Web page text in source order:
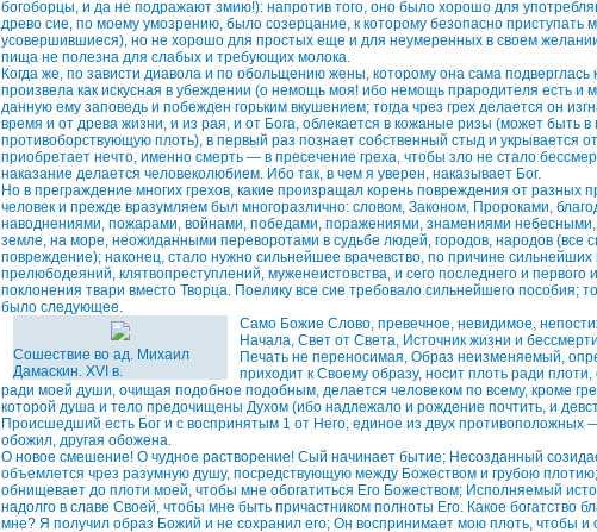
богоборцы, и да не подражают змию!): напротив того, оно было хорошо для
древо сие, по моему умозрению, было созерцание, к которому безопасно приступать
усовершившиеся), но не хорошо для простых еще и для неумеренных в своем
пища не полезна для слабых и требующих молока.
Когда же, по зависти диавола и по обольщению жены, которому она сама подверглась
произвела как искусная в убеждении (о немощь моя! ибо немощь прародителя есть и
данную ему заповедь и побежден горьким вкушением; тогда чрез грех делается он
время и от древа жизни, и из рая, и от Бога, облекается в кожаные ризы (может быть
противоборствующую плоть), в первый раз познает собственный стыд и укрывается
приобретает нечто, именно смерть — в пресечение греха, чтобы зло не стало
наказание делается человеколюбием. Ибо так, в чем я уверен, наказывает Бог.
Но в преграждение многих грехов, какие произращал корень повреждения от разных
человек и прежде вразумляем был многоразлично: словом, Законом, Пророками,
наводнениями, пожарами, войнами, победами, поражениями, знамениями небесными,
земле, на море, неожиданными переворотами в судьбе людей, городов, народов (все
повреждение); наконец, стало нужно сильнейшее врачевство, по причине сильнейших
прелюбодеяний, клятвопреступлений, муженеистовства, и сего последнего и
поклонения твари вместо Творца. Поелику все сие требовало сильнейшего пособия;
было следующее.
Сошествие во ад. Михаил
Дамаскин. XVI в.
Само Божие Слово, превечное, невидимое,
Начала, Свет от Света, Источник жизни и
Печать не переносимая, Образ неизменяемый,
приходит к Своему образу, носит плоть ради
ради моей души, очищая подобное подобным, делается человеком по всему, кроме
которой душа и тело предочищены Духом (ибо надлежало и рождение почтить, и
Происшедший есть Бог и с воспринятым 1 от Него, единое из двух противоположных
обожил, другая обожена.
О новое смешение! О чудное растворение! Сый начинает бытие; Несозданный
объемлется чрез разумную душу, посредствующую между Божеством и грубою
обнищевает до плоти моей, чтобы мне обогатиться Его Божеством; Исполняемый
надолго в славе Своей, чтобы мне быть причастником полноты Его. Какое богатство
мне? Я получил образ Божий и не сохранил его; Он воспринимает мою плоть, чтобы и